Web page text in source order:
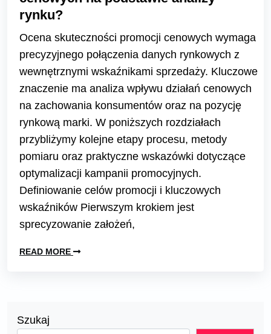
rynku?
Ocena skuteczności promocji cenowych wymaga
precyzyjnego połączenia danych rynkowych z
wewnętrznymi wskaźnikami sprzedaży. Kluczowe
znaczenie ma analiza wpływu działań cenowych
na zachowania konsumentów oraz na pozycję
rynkową marki. W poniższych rozdziałach
przybliżymy kolejne etapy procesu, metody
pomiaru oraz praktyczne wskazówki dotyczące
optymalizacji kampanii promocyjnych.
Definiowanie celów promocji i kluczowych
wskaźników Pierwszym krokiem jest
sprecyzowanie założeń,
READ MORE
Szukaj